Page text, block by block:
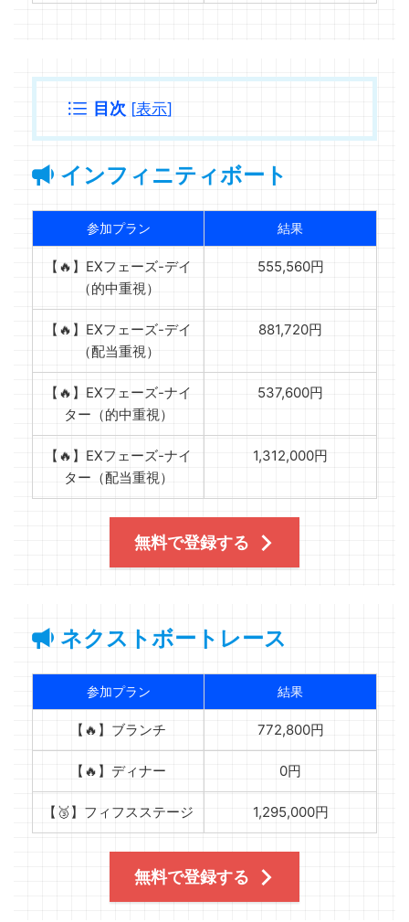
目次 [表示]
インフィニティボート
参加プラン 結果
【🔥】EXフェーズ-デイ
（的中重視）
555,560円
【🔥】EXフェーズ-デイ
（配当重視）
881,720円
【🔥】EXフェーズ-ナイ
ター（的中重視）
537,600円
【🔥】EXフェーズ-ナイ
ター（配当重視）
1,312,000円
無料で登録する
ネクストボートレース
参加プラン 結果
【🔥】ブランチ 772,800円
【🔥】ディナー 0円
【🥉】フィフスステージ 1,295,000円
無料で登録する